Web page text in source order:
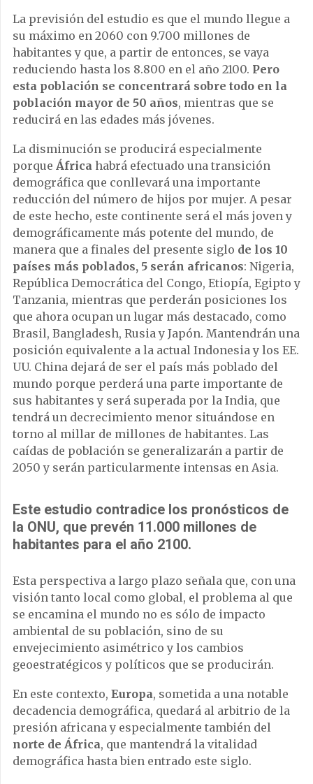
La previsión del estudio es que el mundo llegue a
su máximo en 2060 con 9.700 millones de
habitantes y que, a partir de entonces, se vaya
reduciendo hasta los 8.800 en el año 2100. Pero
esta población se concentrará sobre todo en la
población mayor de 50 años, mientras que se
reducirá en las edades más jóvenes.
La disminución se producirá especialmente
porque África habrá efectuado una transición
demográfica que conllevará una importante
reducción del número de hijos por mujer. A pesar
de este hecho, este continente será el más joven y
demográficamente más potente del mundo, de
manera que a finales del presente siglo de los 10
países más poblados, 5 serán africanos: Nigeria,
República Democrática del Congo, Etiopía, Egipto y
Tanzania, mientras que perderán posiciones los
que ahora ocupan un lugar más destacado, como
Brasil, Bangladesh, Rusia y Japón. Mantendrán una
posición equivalente a la actual Indonesia y los EE.
UU. China dejará de ser el país más poblado del
mundo porque perderá una parte importante de
sus habitantes y será superada por la India, que
tendrá un decrecimiento menor situándose en
torno al millar de millones de habitantes. Las
caídas de población se generalizarán a partir de
2050 y serán particularmente intensas en Asia.
Este estudio contradice los pronósticos de
la ONU, que prevén 11.000 millones de
habitantes para el año 2100.
Esta perspectiva a largo plazo señala que, con una
visión tanto local como global, el problema al que
se encamina el mundo no es sólo de impacto
ambiental de su población, sino de su
envejecimiento asimétrico y los cambios
geoestratégicos y políticos que se producirán.
En este contexto, Europa, sometida a una notable
decadencia demográfica, quedará al arbitrio de la
presión africana y especialmente también del
norte de África, que mantendrá la vitalidad
demográfica hasta bien entrado este siglo.